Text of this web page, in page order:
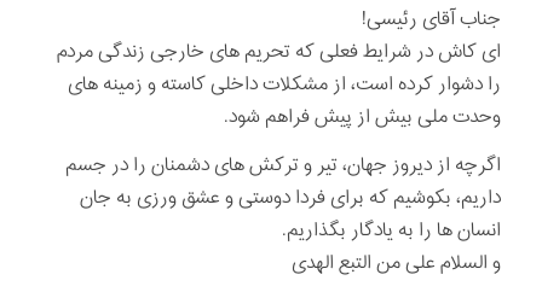
جناب آقای رئیسی!
ای کاش در شرایط فعلی که تحریم های خارجی زندگی مردم
را دشوار کرده است، از مشکلات داخلی کاسته و زمینه های
وحدت ملی بیش از پیش فراهم شود.
اگرچه از دیروز جهان، تیر و ترکش های دشمنان را در جسم
داریم، بکوشیم که برای فردا دوستی و عشق ورزی به جان
انسان ها را به یادگار بگذاریم.
و السلام علی من التبع الهدی